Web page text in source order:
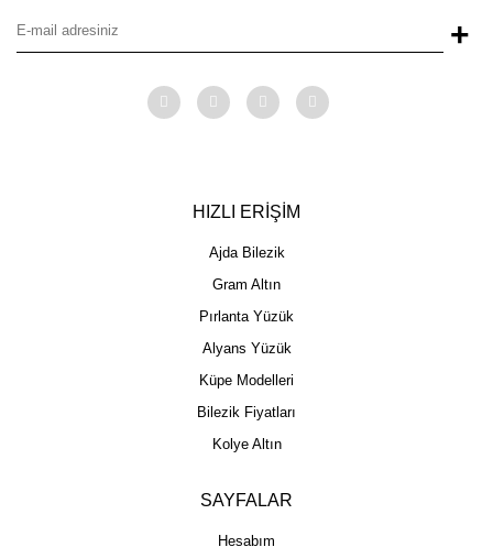
+
HIZLI ERİŞİM
Ajda Bilezik
Gram Altın
Pırlanta Yüzük
Alyans Yüzük
Küpe Modelleri
Bilezik Fiyatları
Kolye Altın
SAYFALAR
Hesabım